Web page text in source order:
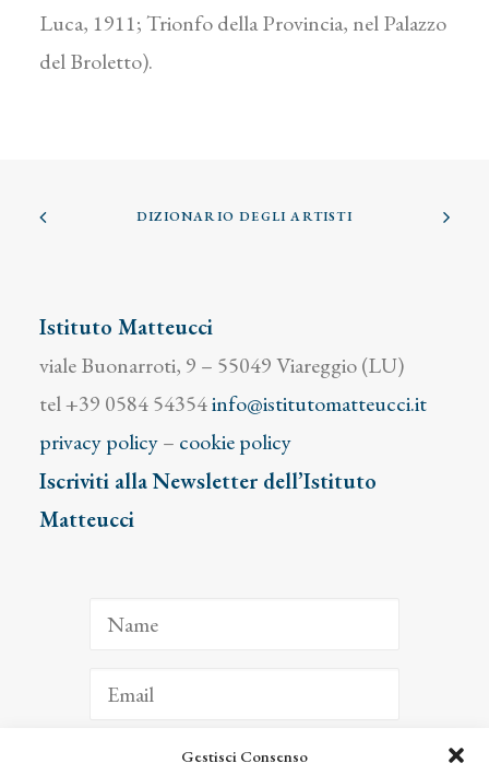
Gestisci Consenso
Luca, 1911; Trionfo della Provincia, nel Palazzo
del Broletto).
DIZIONARIO DEGLI ARTISTI
Istituto Matteucci
viale Buonarroti, 9 – 55049 Viareggio (LU)
tel +39 0584 54354info@istitutomatteucci.it
privacy policy– cookie policy
Iscriviti alla Newsletter dell’Istituto
Matteucci
ISCRIVITI